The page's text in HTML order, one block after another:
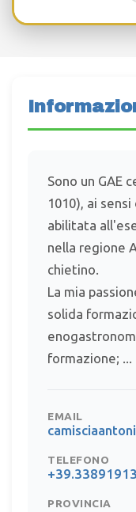
Sono un GAE
1010), ai
abilitata
nella regione
chietino.
La mia
solida
formazione; ...
EMAIL
TELEFONO
PROVINCIA